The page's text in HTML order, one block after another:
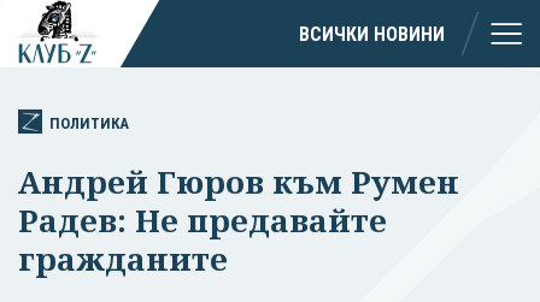
ВСИЧКИ НОВИНИ
ПОЛИТИКА
Андрей Гюров към Румен
Радев: Не предавайте
гражданите